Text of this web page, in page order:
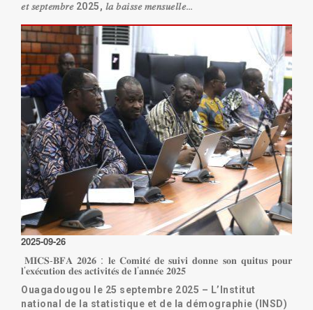
𝑒𝑡 𝑠𝑒𝑝𝑡𝑒𝑚𝑏𝑟𝑒 2025, 𝑙𝑎 𝑏𝑎𝑖𝑠𝑠𝑒 𝑚𝑒𝑛𝑠𝑢𝑒𝑙𝑙𝑒…
Lire la suite
2025-09-26
𝐌𝐈𝐂𝐒-𝐁𝐅𝐀 𝟐𝟎𝟐𝟔 : 𝐥𝐞 𝐂𝐨𝐦𝐢𝐭𝐞́ 𝐝𝐞 𝐬𝐮𝐢𝐯𝐢 𝐝𝐨𝐧𝐧𝐞 𝐬𝐨𝐧 𝐪𝐮𝐢𝐭𝐮𝐬 𝐩𝐨𝐮𝐫
𝐥’𝐞𝐱𝐞́𝐜𝐮𝐭𝐢𝐨𝐧 𝐝𝐞𝐬 𝐚𝐜𝐭𝐢𝐯𝐢𝐭𝐞́𝐬 𝐝𝐞 𝐥’𝐚𝐧𝐧𝐞́𝐞 𝟐𝟎𝟐𝟓
Ouagadougou le 25 septembre 2025 – L’Institut
national de la statistique et de la démographie (INSD)